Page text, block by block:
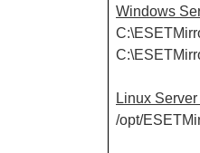
Windows
Linux
/opt/